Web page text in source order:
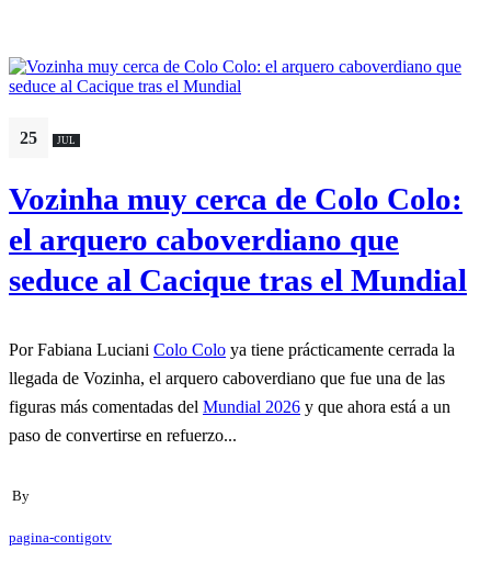
25 JUL
Vozinha muy cerca de Colo Colo:
el arquero caboverdiano que
seduce al Cacique tras el Mundial
Por Fabiana Luciani Colo Colo ya tiene prácticamente cerrada la
llegada de Vozinha, el arquero caboverdiano que fue una de las
figuras más comentadas del Mundial 2026 y que ahora está a un
paso de convertirse en refuerzo...
By
pagina-contigotv